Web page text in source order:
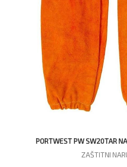
PORTWEST PW SW20TAR
ZAŠTITNI